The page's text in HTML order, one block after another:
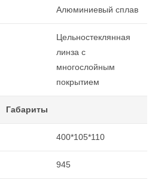
Алюминиевый сплав
Цельностеклянная
линза с
многослойным
покрытием
Габариты
400*105*110
945